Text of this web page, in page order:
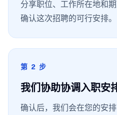
分享职位、工作所在地和
确认这次招聘的可行安排。
第 2 步
我们协助协调入职安
确认后，我们会在您的安